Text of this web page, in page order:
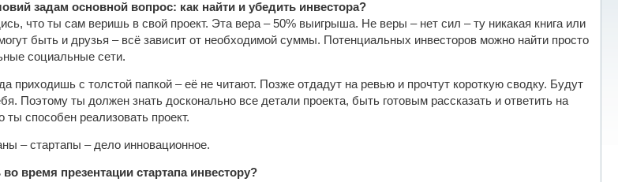
задам основной вопрос: как найти и убедить инвестора?
что ты сам веришь в свой проект. Эта вера – 50% выигрыша. Не веры – нет сил – ту никакая книга или
быть и друзья – всё зависит от необходимой суммы. Потенциальных инвесторов можно найти просто
социальные сети.
приходишь с толстой папкой – её не читают. Позже отдадут на ревью и прочтут короткую сводку. Будут
Поэтому ты должен знать досконально все детали проекта, быть готовым рассказать и ответить на
способен реализовать проект.
– стартапы – дело инновационное.
время презентации стартапа инвестору?